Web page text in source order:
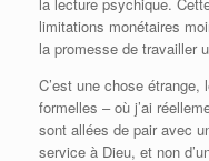
limitations monétaires
la promesse de travailler
C’est une chose
formelles – où j’ai
sont allées de pair avec
service à Dieu, et non